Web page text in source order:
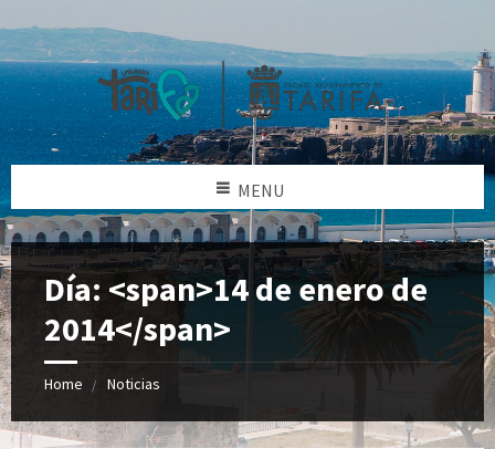
MENU
Día: <span>14 de enero de
2014</span>
Home Noticias